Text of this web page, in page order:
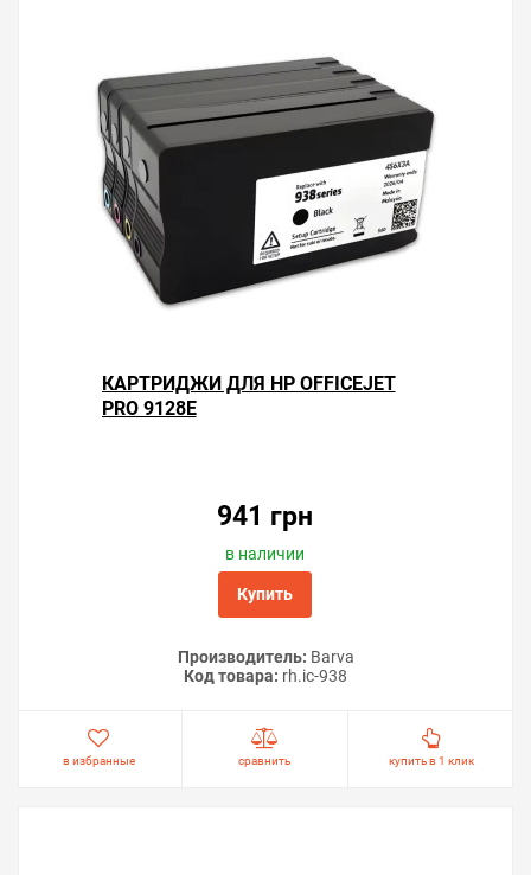
КАРТРИДЖИ ДЛЯ HP OFFICEJET
PRO 9128E
941 грн
в наличии
Купить
Производитель: Barva
Код товара: rh.ic-938
в избранные сравнить купить в 1 клик